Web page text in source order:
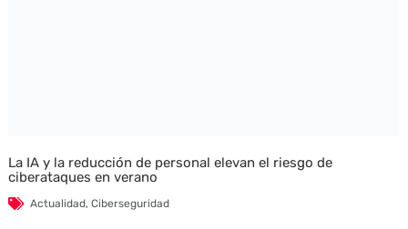
La IA y la reducción de personal elevan el riesgo de
ciberataques en verano
Actualidad, Ciberseguridad